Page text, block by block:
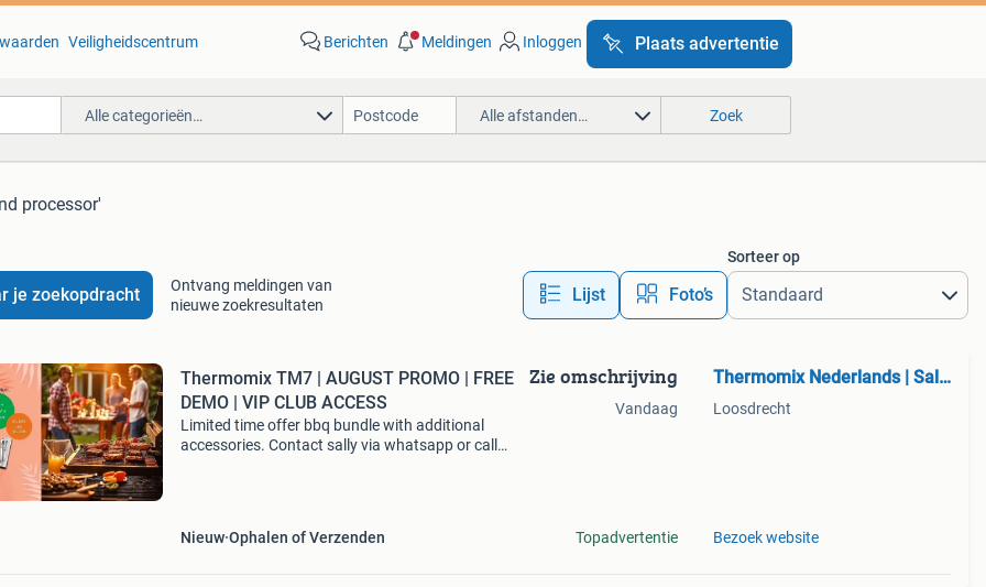
Veiligheidscentrum Berichten Meldingen Inloggen Plaats advertentie
Alle categorieën… Alle afstanden… Zoek
processor'
je zoekopdracht
Ontvang meldingen van
nieuwe zoekresultaten
Lijst Foto’s
Sorteer op
Thermomix TM7 | AUGUST PROMO | FREE
DEMO | VIP CLUB ACCESS
Limited time offer bbq bundle with additional
accessories. Contact sally via whatsapp or call
Nieuw Ophalen of Verzenden
Zie omschrijving
Vandaag
Topadvertentie
Thermomix Nederlands | Sally Baldrick | Sales Advisor
Loosdrecht
Bezoek website